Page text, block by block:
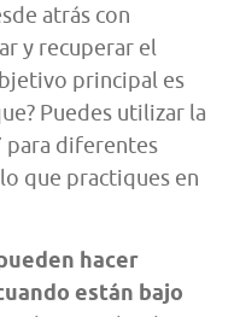
atrás con
y recuperar el
principal es
Puedes utilizar la
para diferentes
que practiques en
hacer
están bajo